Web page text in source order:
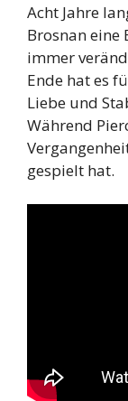
Acht Jahre
Brosnan eine
immer
Ende hat es
Liebe und
Während
gespielt hat.